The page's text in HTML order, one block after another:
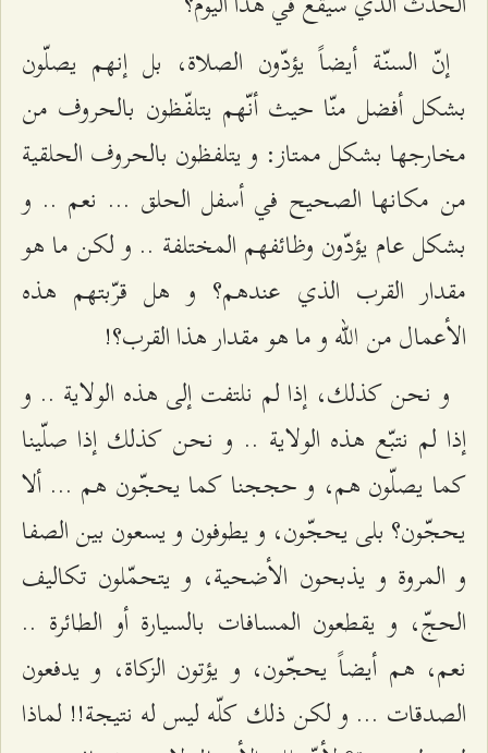
إنّ السنّة أيضاً يؤدّون الصلاة، بل إنهم يصلّون
بشكل أفضل منّا حيث أنّهم يتلفّظون بالحروف من
مخارجها بشكل ممتاز: و يتلفظون بالحروف الحلقية
من مكانها الصحيح في أسفل الحلق ... نعم .. و
بشكل عام يؤدّون وظائفهم المختلفة .. و لكن ما هو
مقدار القرب الذي عندهم؟ و هل قرّبتهم هذه
الأعمال من الله و ما هو مقدار هذا القرب؟!
و نحن كذلك، إذا لم نلتفت إلى هذه الولاية .. و
إذا لم نتبّع هذه الولاية .. و نحن كذلك إذا صلّينا
كما يصلّون هم، و حججنا كما يحجّون هم ... ألا
يحجّون؟ بلى يحجّون، و يطوفون و يسعون بين الصفا
و المروة و يذبحون الأضحية، و يتحمّلون تكاليف
الحجّ، و يقطعون المسافات بالسيارة أو الطائرة ..
نعم، هم أيضاً يحجّون، و يؤتون الزكاة، و يدفعون
الصدقات ... و لكن ذلك كلّه ليس له نتيجة!! لماذا